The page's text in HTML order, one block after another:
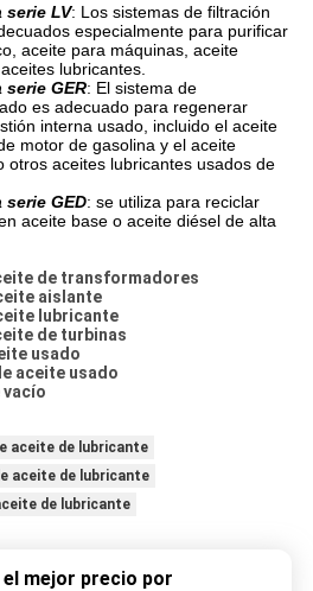
serie LV: Los sistemas de filtración
especialmente para purificar
aceite para máquinas, aceite
lubricantes.
GER: El sistema de
es adecuado para regenerar
interna usado, incluido el aceite
motor de gasolina y el aceite
otros aceites lubricantes usados de
GED: se utiliza para reciclar
aceite base o aceite diésel de alta
de transformadores
aislante
lubricante
de turbinas
usado
aceite usado
vacío
aceite de lubricante
aceite de lubricante
de lubricante
el mejor precio por